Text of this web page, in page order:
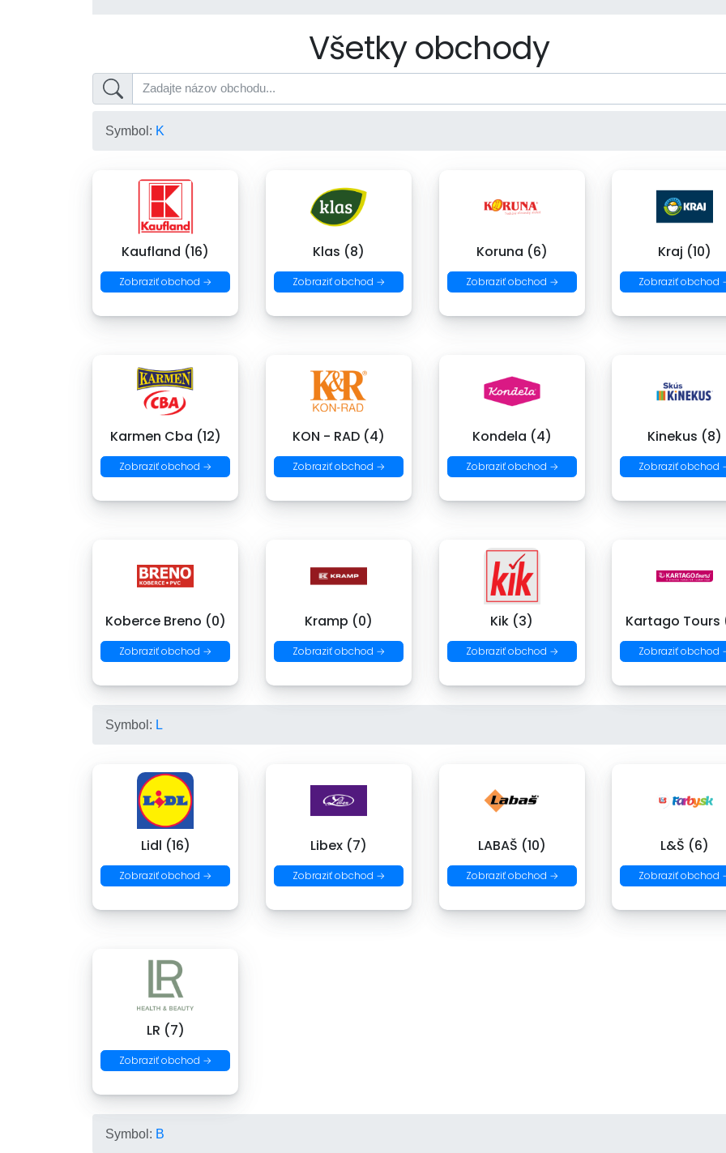
Všetky obchody
Symbol: K
Kaufland (16)
Zobraziť obchod →
Klas (8)
Zobraziť obchod →
Koruna (6)
Zobraziť obchod →
Kraj (10)
Zobraziť obchod
Karmen Cba (12)
Zobraziť obchod →
KON - RAD (4)
Zobraziť obchod →
Kondela (4)
Zobraziť obchod →
Kinekus (8)
Zobraziť obchod
Koberce Breno (0)
Zobraziť obchod →
Kramp (0)
Zobraziť obchod →
Kik (3)
Zobraziť obchod →
Kartago Tours
Zobraziť obchod
Symbol: L
Lidl (16)
Zobraziť obchod →
Libex (7)
Zobraziť obchod →
LABAŠ (10)
Zobraziť obchod →
L&Š (6)
Zobraziť obchod
LR (7)
Zobraziť obchod →
Symbol: B